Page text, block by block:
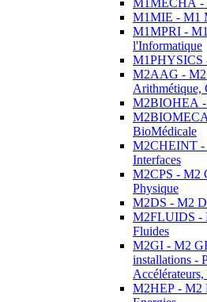
M1MECHA -
M1MIE - M1
M1MPRI -
l'Informatique
M1PHYSICS
M2AAG - M2
Arithmétique,
M2BIOHEA -
BioMédicale
M2CHEINT -
Interfaces
M2CPS - M2
Physique
M2DS - M2
M2FLUIDS -
Fluides
M2GI - M2
installations -
M2HEP - M2